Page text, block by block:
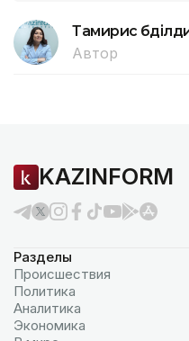
Тамирис
Автор
KAZINFORM
Разделы
Происшествия
Политика
Аналитика
Экономика